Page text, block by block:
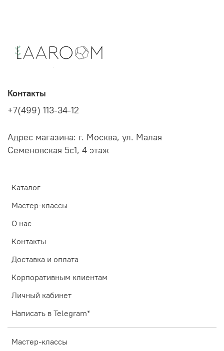
Каталог
Мастер-классы
О нас
Контакты
Доставка и оплата
Корпоративным клиентам
Личный кабинет
Написать в Telegram*
Мастер-классы
Контакты
+7(499) 113-34-12
Адрес магазина: г. Москва, ул. Малая
Семеновская 5с1, 4 этаж